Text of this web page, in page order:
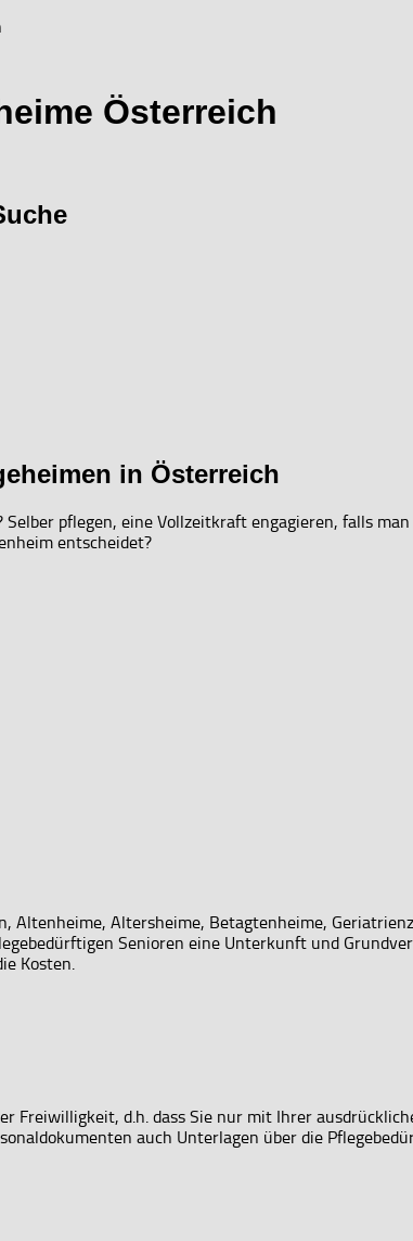
Österreich
in Österreich
pflegen, eine Vollzeitkraft engagieren, falls
entscheidet?
Altenheime, Altersheime, Betagtenheime,
Senioren eine Unterkunft und
Kosten.
Freiwilligkeit, d.h. dass Sie nur mit Ihrer
auch Unterlagen über die